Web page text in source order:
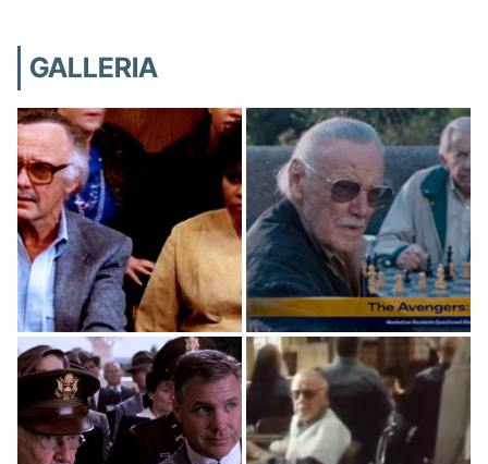
GALLERIA